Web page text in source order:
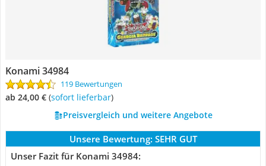
Konami 34984
119 Bewertungen
ab 24,00 € ( Sofort lieferbar)
Preisvergleich und weitere Angebote
Unsere Bewertung: SEHR GUT
Unser Fazit für Konami 34984: